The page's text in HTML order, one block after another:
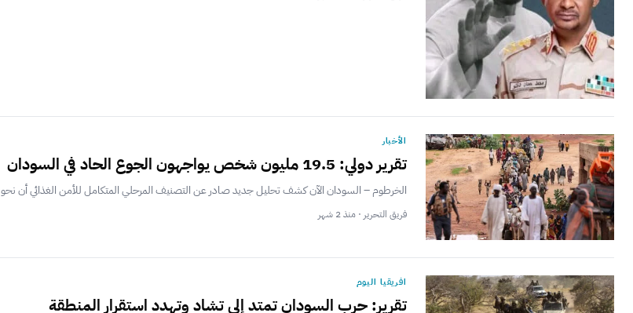
الأخبار
تقرير دولي: 19.5 مليون شخص يواجهون الجوع الحاد في السودان
الخرطوم – السودان الآن كشف تحليل جديد صادر عن التصنيف المرحلي المتكامل للأمن الغذائي أن نحو 19.5 مليون شخص في السودان يواجهون...
فريق التحرير · منذ 2 شهر
افريقيا اليوم
تقرير: حرب السودان تمتد إلى تشاد وتهدد استقرار المنطقة